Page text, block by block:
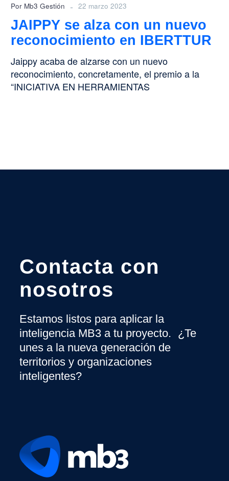
Por Mb3 Gestión - 22 marzo 2023
JAIPPY se alza con un nuevo
reconocimiento en IBERTTUR
Jaippy acaba de alzarse con un nuevo
reconocimiento, concretamente, el premio a la
“INICIATIVA EN HERRAMIENTAS
Contacta con
nosotros
Estamos listos para aplicar la
inteligencia MB3 a tu proyecto. ¿Te
unes a la nueva generación de
territorios y organizaciones
inteligentes?